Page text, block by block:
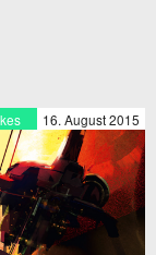
16. August 2015